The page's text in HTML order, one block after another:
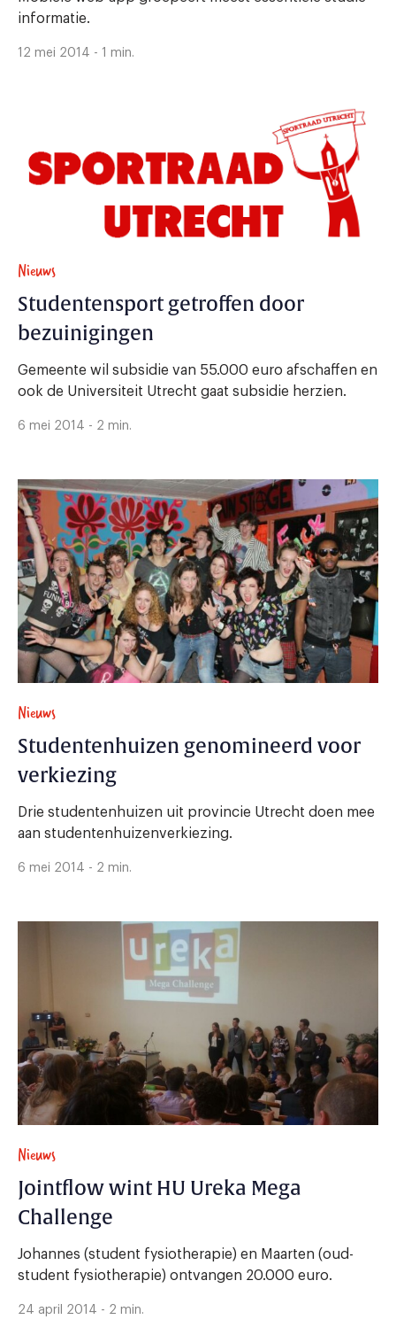
informatie.
12 mei 2014 - 1 min.
Nieuws
Studentensport getroffen door
bezuinigingen
Gemeente wil subsidie van 55.000 euro afschaffen en
ook de Universiteit Utrecht gaat subsidie herzien.
6 mei 2014 - 2 min.
Nieuws
Studentenhuizen genomineerd voor
verkiezing
Drie studentenhuizen uit provincie Utrecht doen mee
aan studentenhuizenverkiezing.
6 mei 2014 - 2 min.
Nieuws
Jointflow wint HU Ureka Mega
Challenge
Johannes (student fysiotherapie) en Maarten (oud-
student fysiotherapie) ontvangen 20.000 euro.
24 april 2014 - 2 min.